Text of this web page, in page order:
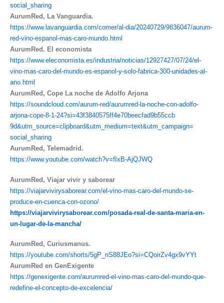
social_sharing
AurumRed, La Vanguardia.
https://www.lavanguardia.com/comer/al-dia/20240729/9836047/aurum-
red-vino-espanol-mas-caro-mundo.html
AurumRed. El economista
https://www.eleconomista.es/industria/noticias/12927427/07/24/el-
vino-mas-caro-del-mundo-es-espanol-y-solo-fabrica-300-unidades-al-
ano. html
AurumRed, Cope La noche de Adolfo Arjona
https://soundcloud.com/aurum-red/aurumred-la-noche-con-adolfo-
arjona-cope-8-1-24?si=43f3840575ff4e70beecfad9b55ccb
9d&utm_source=clipboard&utm_ medium=text&utm_campaign=
social_sharing
AurumRed, Telemadrid.
https://www.youtube.com/watch?v=fIxB-AjQJWQ
AurumRed, Viajar vivir y saborear
https://viajarvivirysaborear.com/el-vino-mas-caro-del-mundo-se-
produce-en-cuenca-con-ozono/
https://viajarvivirysaborear.com/posada-real-de-santa-maria-en-
un-lugar-de-la-mancha/
AurumRed, Curiusmanus.
https://youtube.com/shorts/5gP_nS88JEo?si=CQoirZv4gx9vYYt
AurumRed en GenExigente
https://genexigente.com/aurumred-el-vino-mas-caro-del-mundo-que-
redefine-el-concepto-de-excelencia/